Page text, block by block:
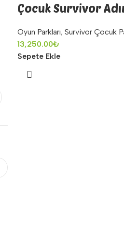
Çocuk Survivor
Oyun Parkları, Survivor Çocuk
13,250.00₺
Sepete Ekle